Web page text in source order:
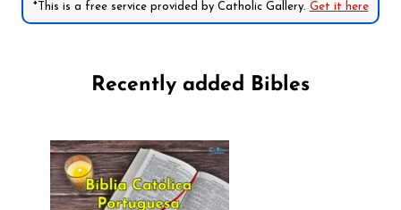
*This is a free service provided by Catholic Gallery. Get it here
Recently added Bibles